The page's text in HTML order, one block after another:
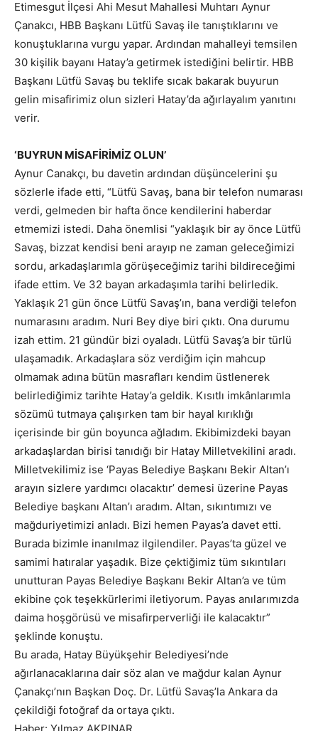
Etimesgut İlçesi Ahi Mesut Mahallesi Muhtarı Aynur
Çanakcı, HBB Başkanı Lütfü Savaş ile tanıştıklarını ve
konuştuklarına vurgu yapar. Ardından mahalleyi temsilen
30 kişilik bayanı Hatay’a getirmek istediğini belirtir. HBB
Başkanı Lütfü Savaş bu teklife sıcak bakarak buyurun
gelin misafirimiz olun sizleri Hatay’da ağırlayalım yanıtını
verir.
‘BUYRUN MİSAFİRİMİZ OLUN’
Aynur Canakçı, bu davetin ardından düşüncelerini şu
sözlerle ifade etti, “Lütfü Savaş, bana bir telefon numarası
verdi, gelmeden bir hafta önce kendilerini haberdar
etmemizi istedi. Daha önemlisi “yaklaşık bir ay önce Lütfü
Savaş, bizzat kendisi beni arayıp ne zaman geleceğimizi
sordu, arkadaşlarımla görüşeceğimiz tarihi bildireceğimi
ifade ettim. Ve 32 bayan arkadaşımla tarihi belirledik.
Yaklaşık 21 gün önce Lütfü Savaş’ın, bana verdiği telefon
numarasını aradım. Nuri Bey diye biri çıktı. Ona durumu
izah ettim. 21 gündür bizi oyaladı. Lütfü Savaş’a bir türlü
ulaşamadık. Arkadaşlara söz verdiğim için mahcup
olmamak adına bütün masrafları kendim üstlenerek
belirlediğimiz tarihte Hatay’a geldik. Kısıtlı imkânlarımla
sözümü tutmaya çalışırken tam bir hayal kırıklığı
içerisinde bir gün boyunca ağladım. Ekibimizdeki bayan
arkadaşlardan birisi tanıdığı bir Hatay Milletvekilini aradı.
Milletvekilimiz ise ‘Payas Belediye Başkanı Bekir Altan’ı
arayın sizlere yardımcı olacaktır’ demesi üzerine Payas
Belediye başkanı Altan’ı aradım. Altan, sıkıntımızı ve
mağduriyetimizi anladı. Bizi hemen Payas’a davet etti.
Burada bizimle inanılmaz ilgilendiler. Payas’ta güzel ve
samimi hatıralar yaşadık. Bize çektiğimiz tüm sıkıntıları
unutturan Payas Belediye Başkanı Bekir Altan’a ve tüm
ekibine çok teşekkürlerimi iletiyorum. Payas anılarımızda
daima hoşgörüsü ve misafirperverliği ile kalacaktır”
şeklinde konuştu.
Bu arada, Hatay Büyükşehir Belediyesi’nde
ağırlanacaklarına dair söz alan ve mağdur kalan Aynur
Çanakçı’nın Başkan Doç. Dr. Lütfü Savaş’la Ankara da
çekildiği fotoğraf da ortaya çıktı.